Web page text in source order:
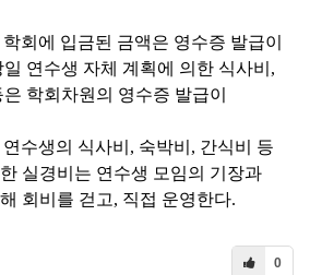
회에 입금된 금액은 영수증 발급이
연수생 자체 계획에 의한 식사비 ,
학회차원의 영수증 발급이
수생의 식사비 , 숙박비 , 간식비 등
실경비는 연수생 모임의 기장과
회비를 걷고, 직접 운영한다.
0